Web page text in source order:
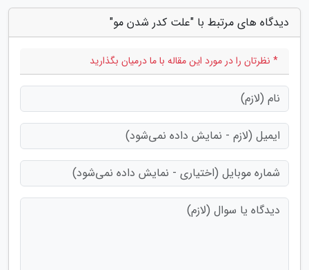
دیدگاه های مرتبط با "علت کدر شدن مو"
* نظرتان را در مورد این مقاله با ما درمیان بگذارید